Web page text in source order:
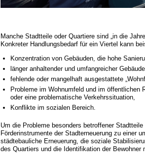
Manche Stadtteile oder Quartiere sind „in die
Konkreter Handlungsbedarf für ein Viertel kann
Konzentration von Gebäuden, die hohe
länger anhaltender und umfangreicher
fehlende oder mangelhaft ausgestattete
Probleme im Wohnumfeld und im öffentlichen
oder eine problematische Verkehrssituation,
Konflikte im sozialen Bereich.
Um die Probleme besonders betroffener
Förderinstrumente der Stadterneuerung zu einer
städtebauliche Erneuerung, die soziale
des Quartiers und die Identifikation der Bewohner